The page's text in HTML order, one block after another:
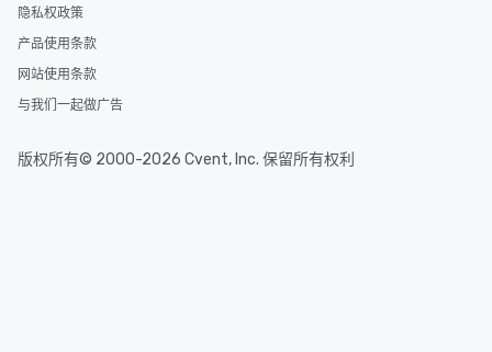
隐私权政策
产品使用条款
网站使用条款
与我们一起做广告
版权所有© 2000-2026 Cvent, Inc. 保留所有权利